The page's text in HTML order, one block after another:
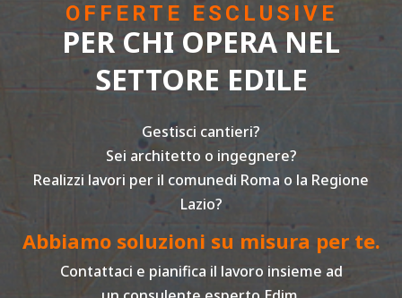
OFFERTE ESCLUSIVE
PER CHI OPERA NEL
SETTORE EDILE
Gestisci cantieri?
Sei architetto o ingegnere?
Realizzi lavori per il comunedi Roma o la Regione
Lazio?
Abbiamo soluzioni su misura per te.
Contattaci e pianifica il lavoro insieme ad